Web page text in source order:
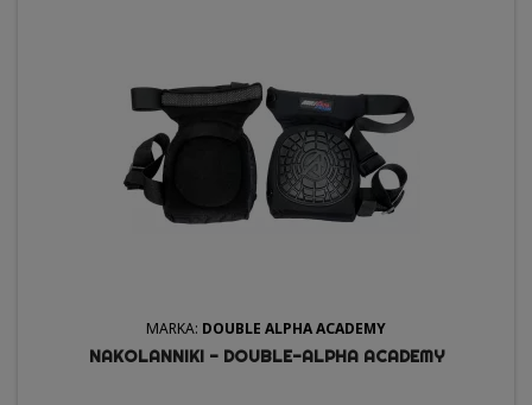
MARKA: DOUBLE ALPHA ACADEMY
NAKOLANNIKI - DOUBLE-ALPHA ACADEMY